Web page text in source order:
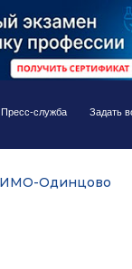
Пресс-служба Задать
Одинцово